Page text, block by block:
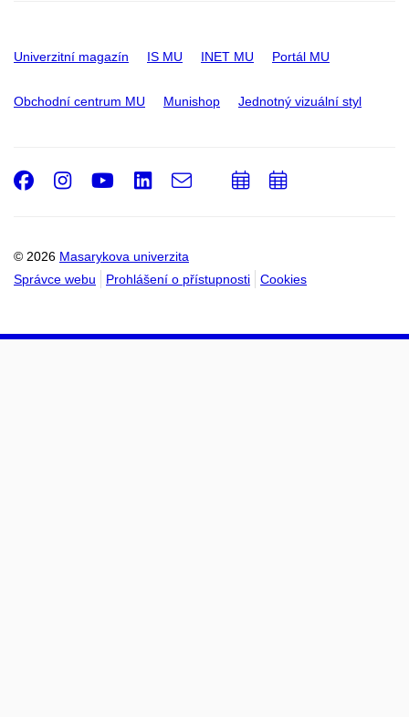
Univerzitní magazín IS MU INET MU Portál MU
Obchodní centrum MU Munishop Jednotný vizuální styl
© 2026 Masarykova univerzita
Správce webu
Prohlášení o přístupnosti Cookies
Facebook
Instagram
Youtube
LinkedIn
e-
Email
PřidatPřidat